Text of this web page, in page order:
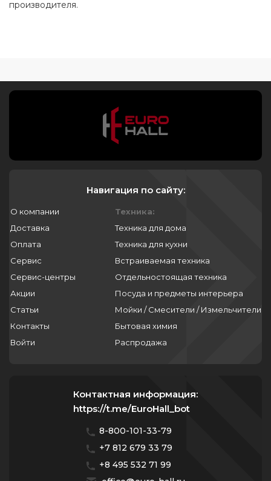
производителя.
Навигация по сайту:
О компании
Доставка
Оплата
Сервис
Сервис-центры
Акции
Статьи
Контакты
Войти
Техника:
Техника для дома
Техника для кухни
Встраиваемая техника
Отдельностоящая техника
Посуда и предметы интерьера
Мойки / Смесители / Измельчители
Бытовая химия
Распродажа
Контактная информация:
https://t.me/EuroHall_bot
8-800-101-33-79
+7 812 679 33 79
+8 495 532 71 99